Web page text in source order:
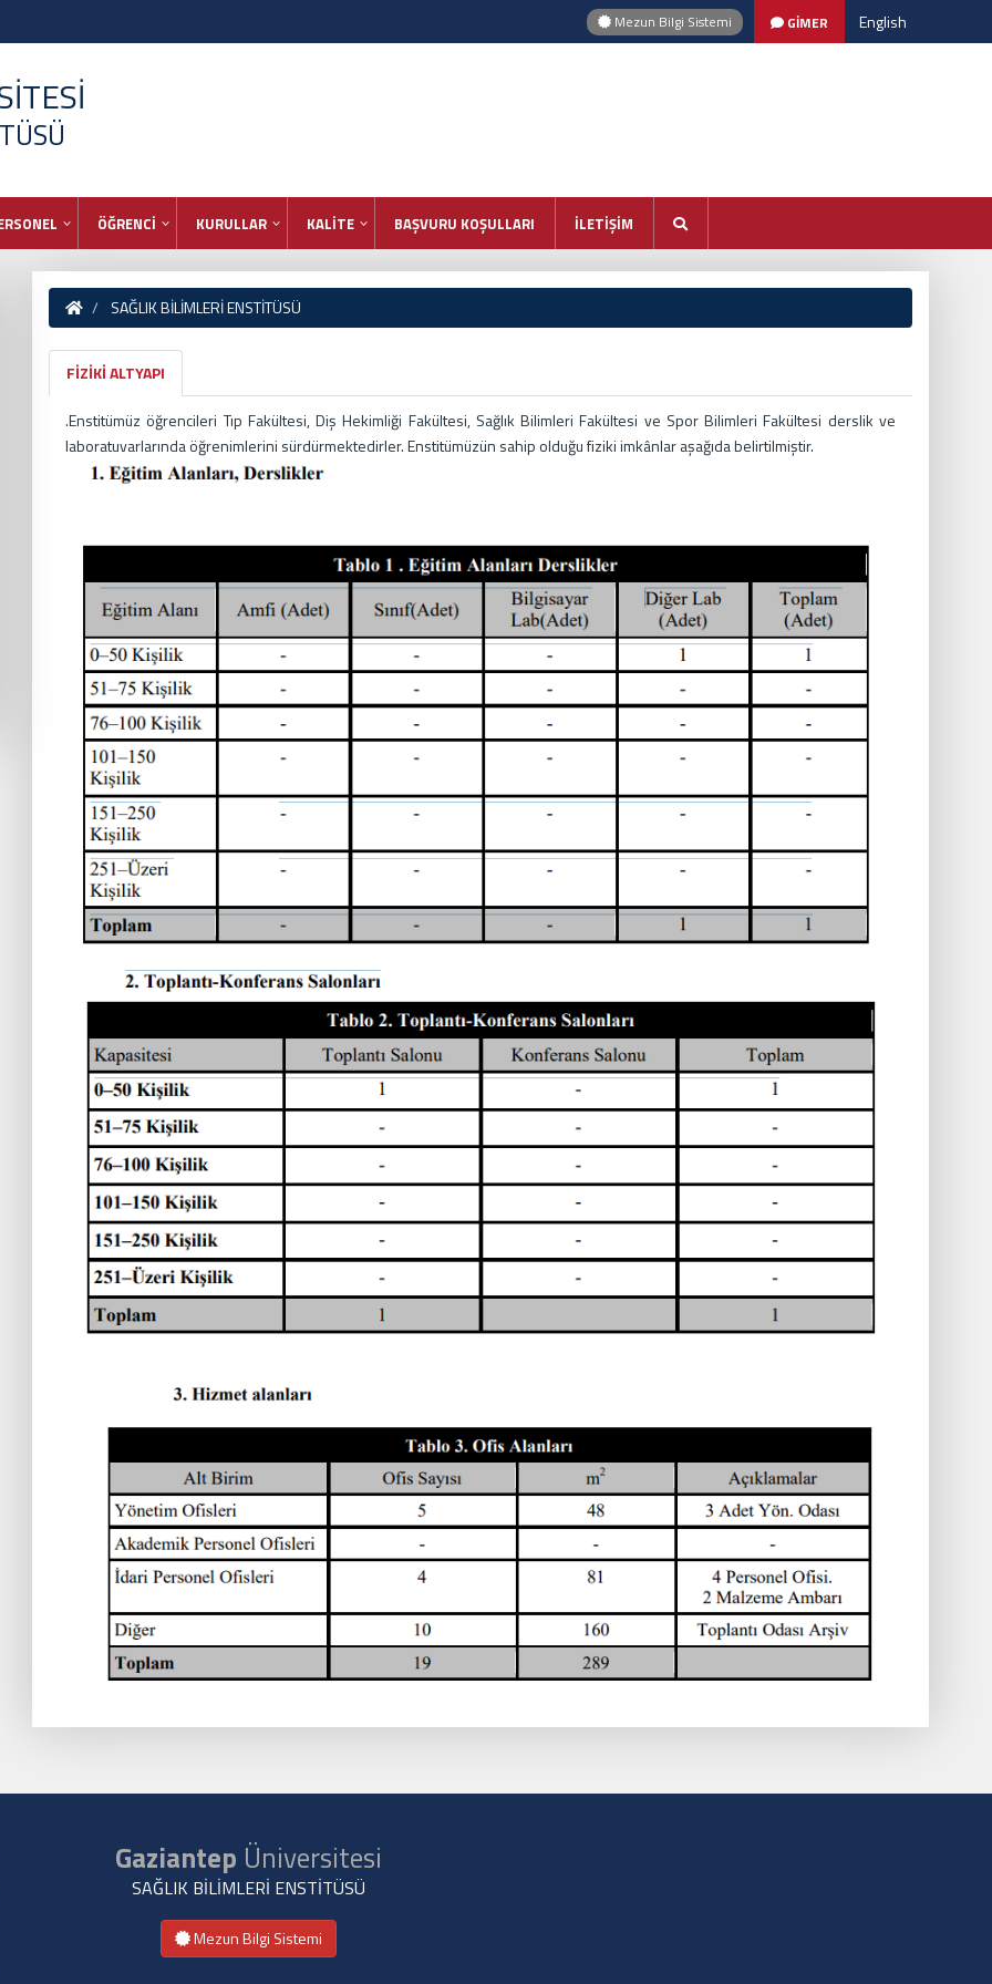
Mezun Bilgi Sistemi GİMER English
ÖĞRENCİ KURULLAR KALİTE BAŞVURU KOŞULLARI İLETİŞİM
SAĞLIK BİLİMLERİ ENSTİTÜSÜ
FİZİKİ ALTYAPI
.Enstitümüz öğrencileri Tıp Fakültesi, Diş Hekimliği Fakültesi, Sağlık Bilimleri Fakültesi ve Spor Bilimleri Fakültesi derslik ve
laboratuvarlarında öğrenimlerini sürdürmektedirler. Enstitümüzün sahip olduğu fiziki imkânlar aşağıda belirtilmiştir.
Gaziantep Üniversitesi
SAĞLIK BİLİMLERİ ENSTİTÜSÜ
Mezun Bilgi Sistemi